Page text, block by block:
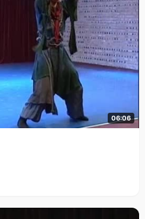
06:06